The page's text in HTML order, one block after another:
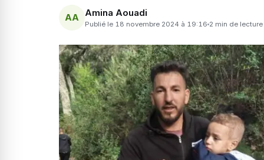
AA Amina Aouadi
Publié le 18 novembre 2024 à 19:16 2 min de lecture